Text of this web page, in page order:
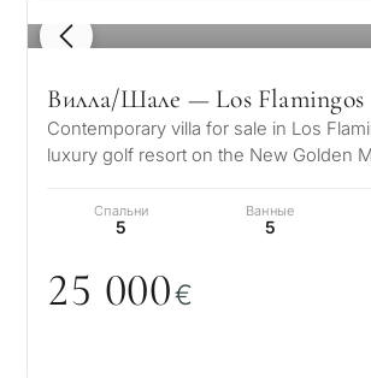
1 / 8
Вилла/Шале — Los Flamingos
Contemporary villa for sale in Los
luxury golf resort on the New Golden
Спальни
5
Ванные
5
25 000€